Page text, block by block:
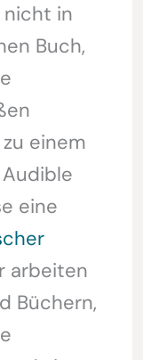
in
Buch,
einem
eine
arbeiten
Büchern,